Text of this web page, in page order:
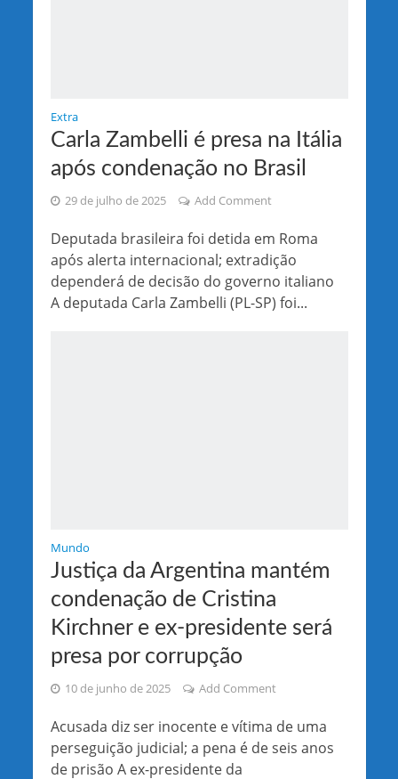
Extra
Carla Zambelli é presa na Itália
após condenação no Brasil
29 de julho de 2025 Add Comment
Deputada brasileira foi detida em Roma
após alerta internacional; extradição
dependerá de decisão do governo italiano
A deputada Carla Zambelli (PL-SP) foi...
Mundo
Justiça da Argentina mantém
condenação de Cristina
Kirchner e ex-presidente será
presa por corrupção
10 de junho de 2025 Add Comment
Acusada diz ser inocente e vítima de uma
perseguição judicial; a pena é de seis anos
de prisão A ex-presidente da